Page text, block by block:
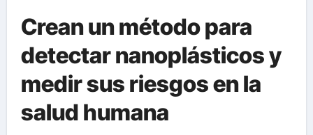
Crean un método para
detectar nanoplásticos y
medir sus riesgos en la
salud humana